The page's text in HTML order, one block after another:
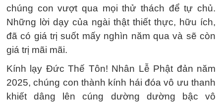
chúng con vượt qua mọi thử thách để tự chủ.
Những lời dạy của ngài thật thiết thực, hữu ích,
đã có giá trị suốt mấy nghìn năm qua và sẽ còn
giá trị mãi mãi.
Kính lạy Đức Thế Tôn! Nhân Lễ Phật đản năm
2025, chúng con thành kính hái đóa vô ưu thanh
khiết dâng lên cúng dường dường bậc vô